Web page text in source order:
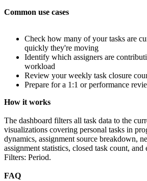
Common use cases
Check how many of your tasks are
quickly they're moving
Identify which assigners are
workload
Review your weekly task closure
Prepare for a 1:1 or performance
How it works
The dashboard filters all task data to the
visualizations covering personal tasks in
dynamics, assignment source breakdown,
assignment statistics, closed task count, and
Filters: Period.
FAQ